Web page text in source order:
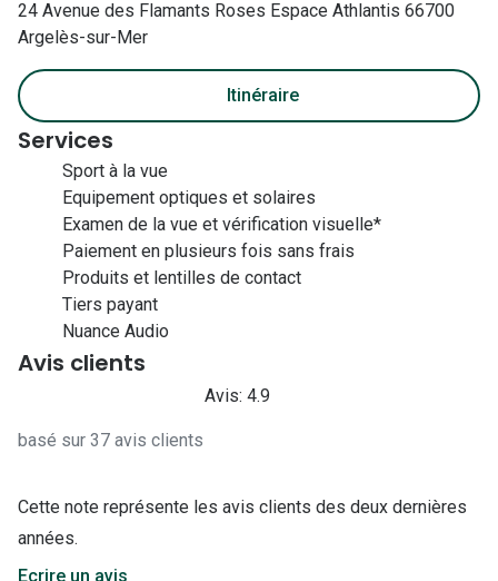
Tous nos
24 Avenue des Flamants Roses Espace Athlantis 66700
Argelès-sur-Mer
Itinéraire
Services
Sport à la vue
Equipement optiques et solaires
Examen de la vue et vérification visuelle*
Paiement en plusieurs fois sans frais
Produits et lentilles de contact
Tiers payant
Nuance Audio
Avis clients
Avis: 4.9
basé sur 37 avis clients
Cette note représente les avis clients des deux dernières
années.
Ecrire un avis